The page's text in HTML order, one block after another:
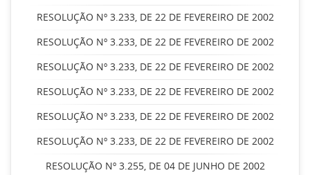
RESOLUÇÃO Nº 3.233, DE 22 DE FEVEREIRO DE 2002
RESOLUÇÃO Nº 3.233, DE 22 DE FEVEREIRO DE 2002
RESOLUÇÃO Nº 3.233, DE 22 DE FEVEREIRO DE 2002
RESOLUÇÃO Nº 3.233, DE 22 DE FEVEREIRO DE 2002
RESOLUÇÃO Nº 3.233, DE 22 DE FEVEREIRO DE 2002
RESOLUÇÃO Nº 3.233, DE 22 DE FEVEREIRO DE 2002
RESOLUÇÃO Nº 3.255, DE 04 DE JUNHO DE 2002